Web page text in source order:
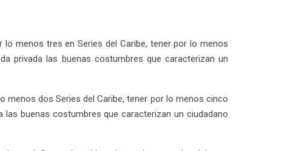
menos tres en Series del Caribe, tener por lo menos
privada las buenas costumbres que caracterizan un
menos dos Series del Caribe, tener por lo menos cinco
buenas costumbres que caracterizan un ciudadano